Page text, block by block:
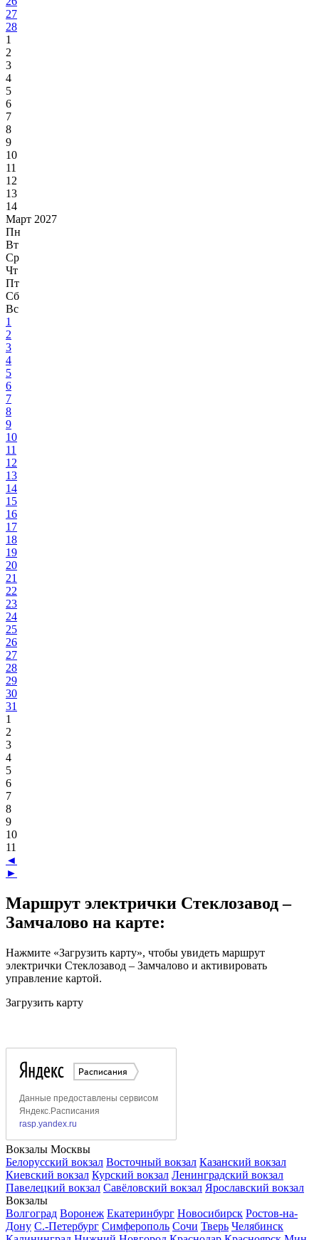
27
28
1
2
3
4
5
6
7
8
9
10
11
12
13
14
Март 2027
Пн
Вт
Ср
Чт
Пт
Сб
Вс
1
2
3
4
5
6
7
8
9
10
11
12
13
14
15
16
17
18
19
20
21
22
23
24
25
26
27
28
29
30
31
1
2
3
4
5
6
7
8
9
10
11
◄
►
Маршрут электрички Стеклозавод –
Замчалово на карте:
Нажмите «Загрузить карту», чтобы увидеть маршрут
электрички Стеклозавод – Замчалово и активировать
управление картой.
Загрузить карту
Вокзалы Москвы
Белорусский вокзал Восточный вокзал Казанский вокзал
Киевский вокзал Курский вокзал Ленинградский вокзал
Павелецкий вокзал Савёловский вокзал Ярославский вокзал
Вокзалы
Волгоград Воронеж Екатеринбург Новосибирск Ростов-на-
Дону С.-Петербург Симферополь Сочи Тверь Челябинск